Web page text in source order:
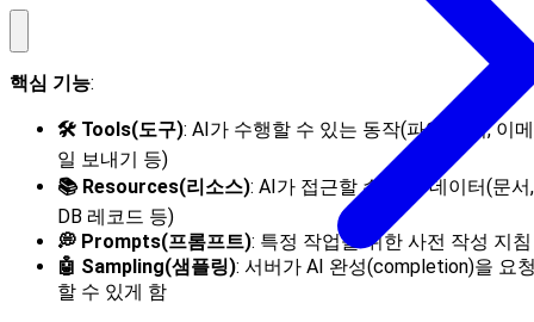
핵심 기능:
🛠️ Tools(도구): AI가 수행할 수 있는 동작(파일 읽기, 이메
일 보내기 등)
📚 Resources(리소스): AI가 접근할 수 있는 데이터(문서,
DB 레코드 등)
💭 Prompts(프롬프트): 특정 작업을 위한 사전 작성 지침
🤖 Sampling(샘플링): 서버가 AI 완성(completion)을 요
할 수 있게 함